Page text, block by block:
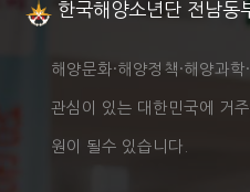
한국해양소년단 전남동
해양문화·해양정책·해양과학
관심이 있는 대한민국에 거
원이 될수 있습니다.